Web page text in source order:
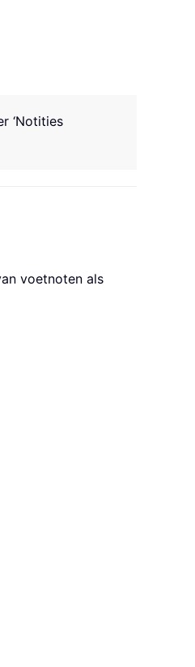
‘Notities
voetnoten als